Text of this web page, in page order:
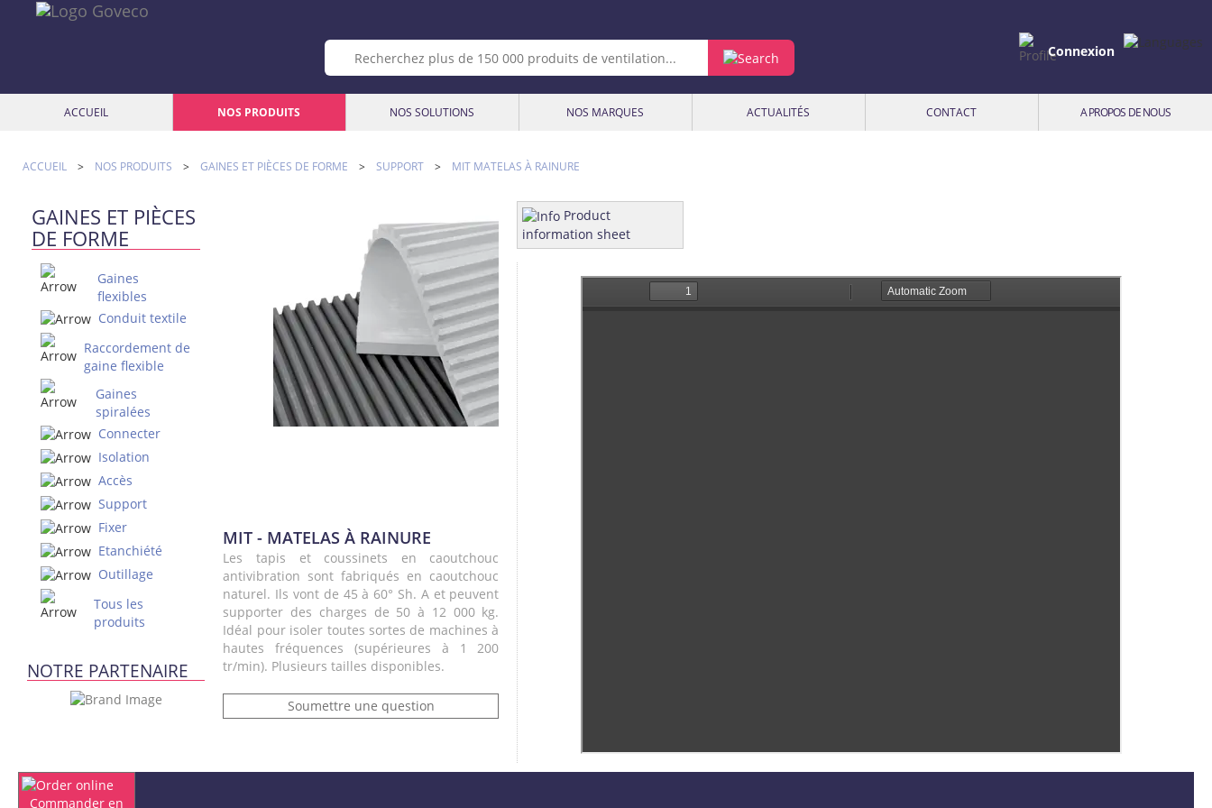
Connexion
ACCUEIL NOS PRODUITS NOS SOLUTIONS NOS MARQUES ACTUALITÉS CONTACT A PROPOS DE NOUS
ACCUEIL > NOS PRODUITS > GAINES ET PIÈCES DE FORME > SUPPORT > MIT MATELAS À RAINURE
GAINES ET PIÈCES
DE FORME
Gaines
flexibles
Conduit textile
Raccordement de
gaine flexible
Gaines
spiralées
Connecter
Isolation
Accès
Support
Fixer
Etanchiété
Outillage
Tous les
produits
NOTRE PARTENAIRE
MIT - MATELAS À RAINURE
Les tapis et coussinets en caoutchouc
antivibration sont fabriqués en caoutchouc
naturel. Ils vont de 45 à 60° Sh. A et peuvent
supporter des charges de 50 à 12 000 kg.
Idéal pour isoler toutes sortes de machines à
hautes fréquences (supérieures à 1 200
tr/min). Plusieurs tailles disponibles.
Soumettre une question
Product
information sheet
Commander en